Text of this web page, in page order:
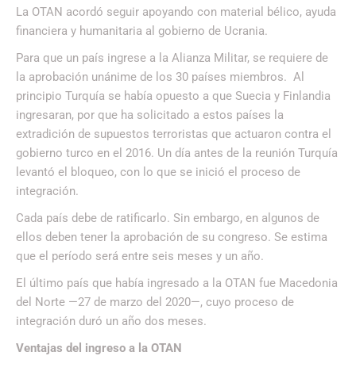
La OTAN acordó seguir apoyando con material bélico, ayuda
financiera y humanitaria al gobierno de Ucrania.
Para que un país ingrese a la Alianza Militar, se requiere de
la aprobación unánime de los 30 países miembros. Al
principio Turquía se había opuesto a que Suecia y Finlandia
ingresaran, por que ha solicitado a estos países la
extradición de supuestos terroristas que actuaron contra el
gobierno turco en el 2016. Un día antes de la reunión Turquía
levantó el bloqueo, con lo que se inició el proceso de
integración.
Cada país debe de ratificarlo. Sin embargo, en algunos de
ellos deben tener la aprobación de su congreso. Se estima
que el período será entre seis meses y un año.
El último país que había ingresado a la OTAN fue Macedonia
del Norte —27 de marzo del 2020—, cuyo proceso de
integración duró un año dos meses.
Ventajas del ingreso a la OTAN